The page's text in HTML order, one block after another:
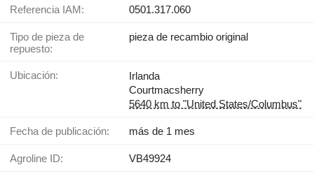
Referencia IAM: 0501.317.060
Tipo de pieza de
repuesto:
pieza de recambio original
Ubicación:
Irlanda
Courtmacsherry
5640 km to "United States/Columbus"
Fecha de publicación: más de 1 mes
Agroline ID: VB49924